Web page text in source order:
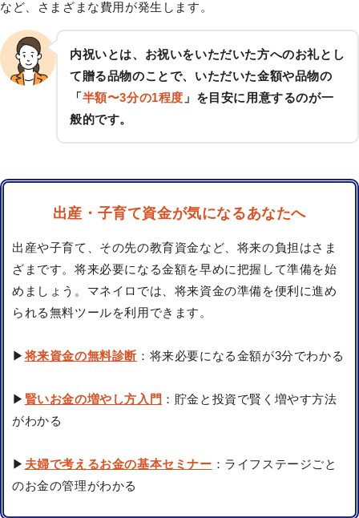
など、さまざまな費用が発生します。
内祝いとは、お祝いをいただいた方へのお礼とし
て贈る品物のことで、いただいた金額や品物の
「 半額〜3分の1程度 」を目安に用意するのが一
般的です。
出産・子育て資金が気になるあなたへ
出産や子育て、その先の教育資金など、将来の負担はさま
ざまです。将来必要になる金額を早めに把握して準備を始
めましょう。マネイロでは、将来資金の準備を便利に進め
られる無料ツールを利用できます。
▶将来資金の無料診断 ：将来必要になる金額が3分でわかる
▶ 賢いお金の増やし方入門 ：貯金と投資で賢く増やす方法
がわかる
▶ 夫婦で考えるお金の基本セミナー ：ライフステージごと
のお金の管理がわかる